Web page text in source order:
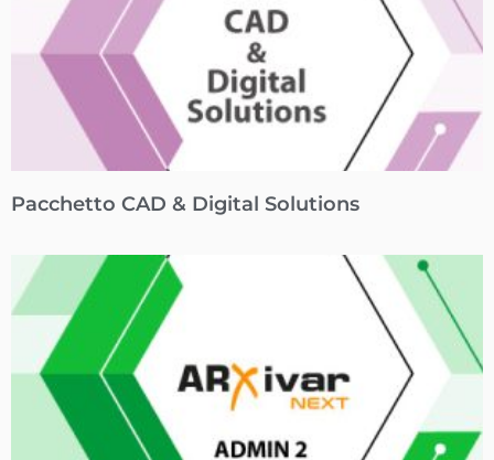
Pacchetto CAD & Digital Solutions